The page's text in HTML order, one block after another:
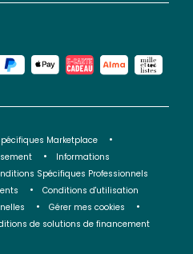
Marketplace
Informations
Spécifiques Professionnels
Conditions d'utilisation
Gérer mes cookies
de solutions de financement